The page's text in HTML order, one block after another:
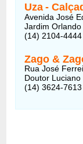
Uza -
Avenida José
Jardim
(14) 2104-4444
Zago &
Rua José
Doutor Luciano
(14) 3624-7613